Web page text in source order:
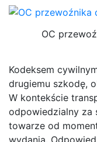
OC
Kodeksem
drugiemu szkodę,
W kontekście
odpowiedzialny za
towarze od